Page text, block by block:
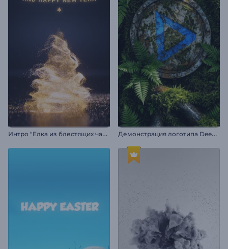
И
нтро "Елка из блестящих частиц" Д
емонстрация логотипа Deep Forest